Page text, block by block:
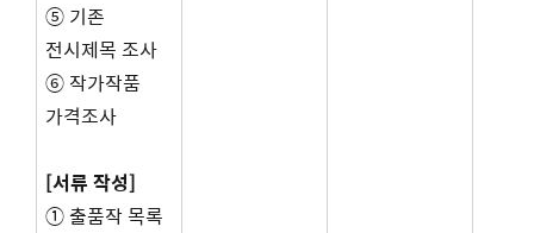
⑤ 기존
전시제목 조사
⑥ 작가작품
가격조사
[서류 작성]
① 출품작 목록